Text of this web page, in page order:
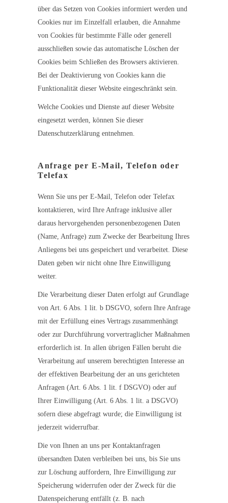
über das Setzen von Cookies informiert werden und
Cookies nur im Einzelfall erlauben, die Annahme
von Cookies für bestimmte Fälle oder generell
ausschließen sowie das automatische Löschen der
Cookies beim Schließen des Browsers aktivieren.
Bei der Deaktivierung von Cookies kann die
Funktionalität dieser Website eingeschränkt sein.
Welche Cookies und Dienste auf dieser Website
eingesetzt werden, können Sie dieser
Datenschutzerklärung entnehmen.
Anfrage per E-Mail, Telefon oder
Telefax
Wenn Sie uns per E-Mail, Telefon oder Telefax
kontaktieren, wird Ihre Anfrage inklusive aller
daraus hervorgehenden personenbezogenen Daten
(Name, Anfrage) zum Zwecke der Bearbeitung Ihres
Anliegens bei uns gespeichert und verarbeitet. Diese
Daten geben wir nicht ohne Ihre Einwilligung
weiter.
Die Verarbeitung dieser Daten erfolgt auf Grundlage
von Art. 6 Abs. 1 lit. b DSGVO, sofern Ihre Anfrage
mit der Erfüllung eines Vertrags zusammenhängt
oder zur Durchführung vorvertraglicher Maßnahmen
erforderlich ist. In allen übrigen Fällen beruht die
Verarbeitung auf unserem berechtigten Interesse an
der effektiven Bearbeitung der an uns gerichteten
Anfragen (Art. 6 Abs. 1 lit. f DSGVO) oder auf
Ihrer Einwilligung (Art. 6 Abs. 1 lit. a DSGVO)
sofern diese abgefragt wurde; die Einwilligung ist
jederzeit widerrufbar.
Die von Ihnen an uns per Kontaktanfragen
übersandten Daten verbleiben bei uns, bis Sie uns
zur Löschung auffordern, Ihre Einwilligung zur
Speicherung widerrufen oder der Zweck für die
Datenspeicherung entfällt (z. B. nach